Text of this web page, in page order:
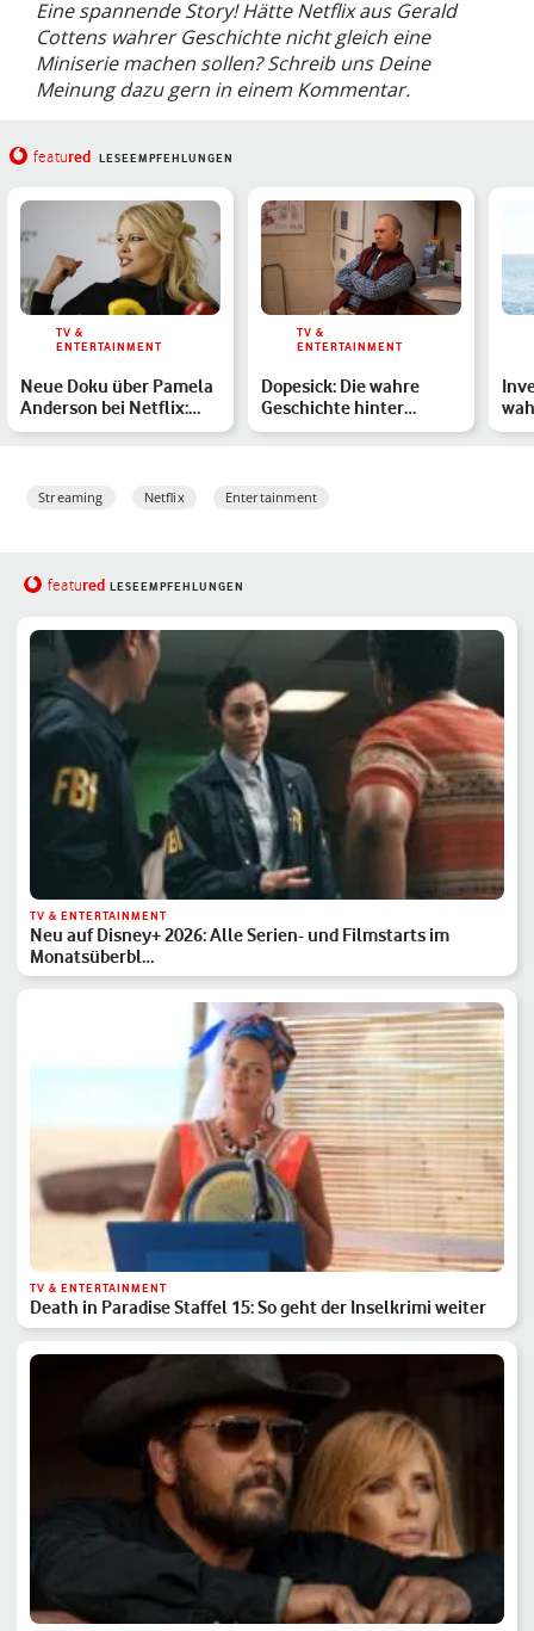
Eine spannende Story! Hätte Netflix aus Gerald
Cottens wahrer Geschichte nicht gleich eine
Miniserie machen sollen? Schreib uns Deine
Meinung dazu gern in einem Kommentar.
featured LESEEMPFEHLUNGEN
TV &
ENTERTAINMENT
Neue Doku über Pamela
Anderson bei Netflix:
Das ist bereits bekan…
TV &
ENTERTAINMENT
Dopesick: Die wahre
Geschichte hinter
Purdue Pharma und
Streaming Netflix Entertainment
featured LESEEMPFEHLUNGEN
TV & ENTERTAINMENT
Neu auf Disney+ 2026: Alle Serien- und Filmstarts im
Monatsüberbl…
TV & ENTERTAINMENT
Death in Paradise Staffel 15: So geht der Inselkrimi weiter